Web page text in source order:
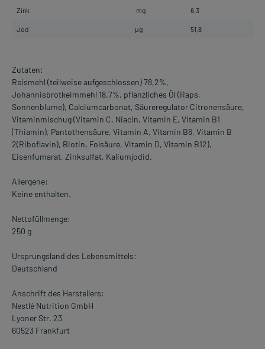
Zink mg 6,3
Jod µg 51,8
Zutaten:
Reismehl (teilweise aufgeschlossen) 78,2%,
Johannisbrotkeimmehl 18,7%, pflanzliches Öl (Raps,
Sonnenblume), Calciumcarbonat, Säureregulator Citronensäure,
Vitaminmischug (Vitamin C, Niacin, Vitamin E, Vitamin B1
(Thiamin), Pantothensäure, Vitamin A, Vitamin B6, Vitamin B
2(Riboflavin), Biotin, Folsäure, Vitamin D, Vitamin B12),
Eisenfumarat, Zinksulfat, Kaliumjodid.
Allergene:
Keine enthalten.
Nettofüllmenge:
250 g
Ursprungsland des Lebensmittels:
Deutschland
Anschrift des Herstellers:
Nestlé Nutrition GmbH
Lyoner Str. 23
60523 Frankfurt